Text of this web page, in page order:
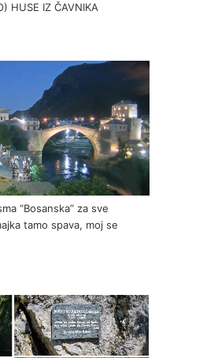
HUSE IZ ČAVNIKA
“Bosanska” za sve
tamo spava, moj se